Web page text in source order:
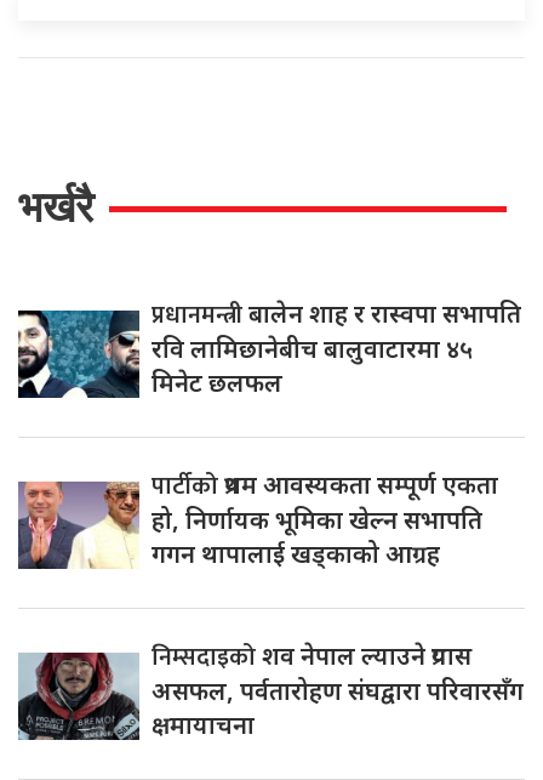
भर्खरै
प्रधानमन्त्रीबालेन शाह र रास्वपा सभापति
रवि लामिछानेबीच बालुवाटारमा ४५
मिनेट छलफल
पार्टीकोप्रथम आवस्यकता सम्पूर्ण एकता
हो, निर्णायक भूमिका खेल्न सभापति
गगन थापालाई खड्काको आग्रह
निम्सदाइकोशव नेपाल ल्याउने प्रयास
असफल, पर्वतारोहण संघद्वारा परिवारसँग
क्षमायाचना